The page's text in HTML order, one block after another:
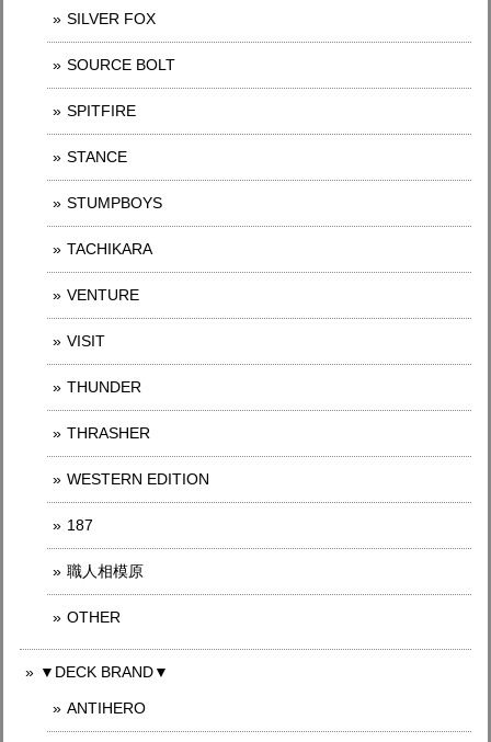
SILVER FOX
SOURCE BOLT
SPITFIRE
STANCE
STUMPBOYS
TACHIKARA
VENTURE
VISIT
THUNDER
THRASHER
WESTERN EDITION
187
職人相模原
OTHER
▼DECK BRAND▼
ANTIHERO